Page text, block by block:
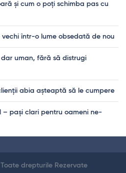
și cum o poți schimba pas cu
vechi într-o lume obsedată de nou
uman, fără să distrugi
abia așteaptă să le cumpere
pași clari pentru oameni ne-
drepturile Rezervate